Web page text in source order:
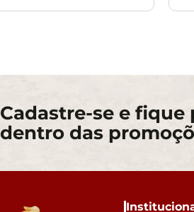
Cadastre-se e fique
dentro das